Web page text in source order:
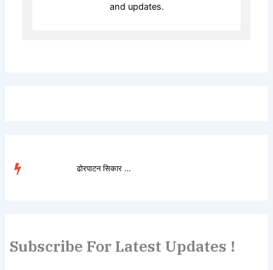
and updates.
ढोरपाटन सिकार आरक्षमा ...
Subscribe For Latest Updates !